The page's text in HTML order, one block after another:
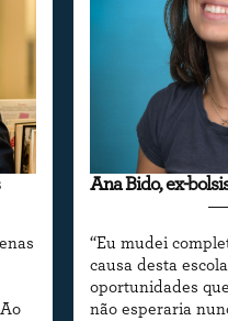
Ana Bido, ex-
“Eu mudei
causa desta
oportunidades
não esperaria